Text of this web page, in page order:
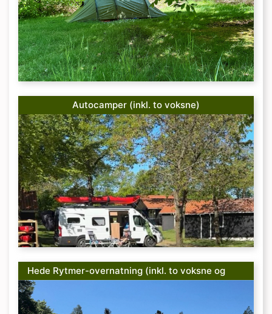
Autocamper (inkl. to voksne)
Hede Rytmer-overnatning (inkl. to voksne og
strøm)